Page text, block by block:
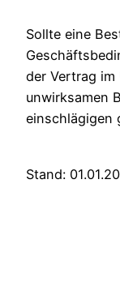
Sollte eine
der Vertrag im
unwirksamen
einschlägigen
Stand: